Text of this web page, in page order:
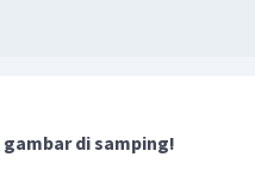
di samping!